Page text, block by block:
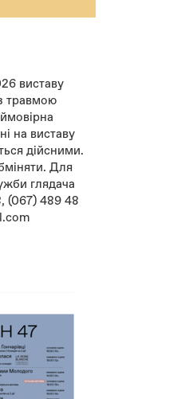
виставу
травмою
на виставу
дійсними.
Для
глядача
(067) 489 48